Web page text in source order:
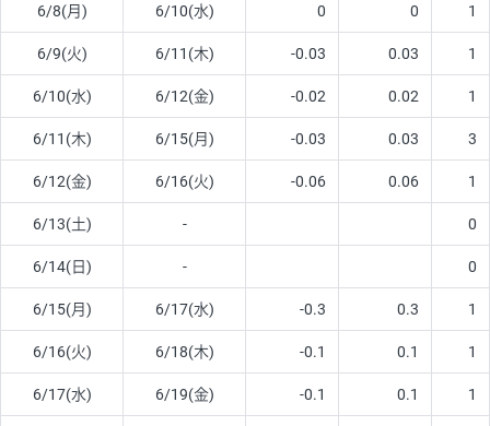
6/8(月) 6/10(水) 0 0 1
6/9(火) 6/11(木) -0.03 0.03 1
6/10(水) 6/12(金) -0.02 0.02 1
6/11(木) 6/15(月) -0.03 0.03 3
6/12(金) 6/16(火) -0.06 0.06 1
6/13(土) - 0
6/14(日) - 0
6/15(月) 6/17(水) -0.3 0.3 1
6/16(火) 6/18(木) -0.1 0.1 1
6/17(水) 6/19(金) -0.1 0.1 1